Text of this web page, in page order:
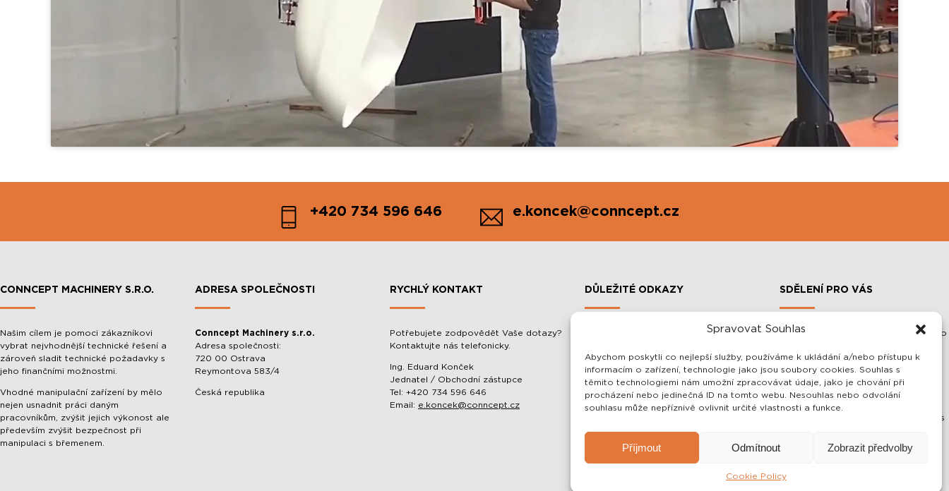
Spravovat Souhlas
Abychom poskytli co nejlepší služby, používáme k ukládání a/nebo přístupu k
informacím o zařízení, technologie jako jsou soubory cookies. Souhlas s
těmito technologiemi nám umožní zpracovávat údaje, jako je chování při
procházení nebo jedinečná ID na tomto webu. Nesouhlas nebo odvolání
souhlasu může nepříznivě ovlivnit určité vlastnosti a funkce.
Příjmout Odmítnout Zobrazit předvolby
Cookie Policy
+420 734 596 646 e.koncek@conncept.cz
CONNCEPT MACHINERY S.R.O.
Našim cílem je pomoci zákazníkovi
vybrat nejvhodnější technické řešení a
zároveň sladit technické požadavky s
jeho finančními možnostmi.
Vhodné manipulační zařízení by mělo
nejen usnadnit práci daným
pracovníkům, zvýšit jejich výkonost ale
především zvýšit bezpečnost při
manipulaci s břemenem.
ADRESA SPOLEČNOSTI
Conncept Machinery s.r.o.
Adresa společnosti:
720 00 Ostrava
Reymontova 583/4
Česká republika
RYCHLÝ KONTAKT
Potřebujete zodpovědět Vaše dotazy?
Kontaktujte nás telefonicky.
Ing. Eduard Konček
Jednatel / Obchodní zástupce
Tel: +420 734 596 646
Email: e.koncek@conncept.cz
DŮLEŽITÉ ODKAZY
MOBILNÍ SLOUPOVÉ MANIPULÁTORY A
O SPOLEČNOSTI
OCHRANA OSOBNÍCH ÚDAJŮ
OBCHODNÍ PODMÍNKY
SDĚLENÍ PRO VÁS
Vážení zákazníci, veškeré informace o
telefonicky nebo emailem!
Zároveň Vám rádi vše vysvětlíme a
případně navrhneme i to nejlepší a
zároveň nejlevnější řešení pro Vás!
Zaškolení a celková instalace je u nás